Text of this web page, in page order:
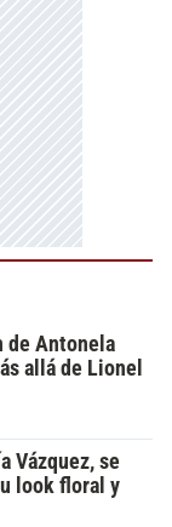
de Antonela
allá de Lionel
Vázquez, se
look floral y